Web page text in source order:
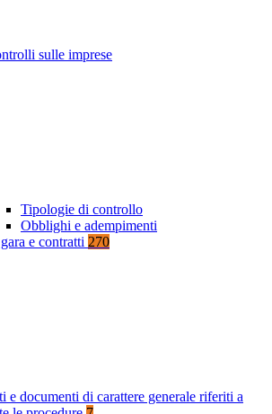
sulle imprese
Tipologie di controllo
Obblighi e adempimenti
e contratti 270
e documenti di carattere generale riferiti a